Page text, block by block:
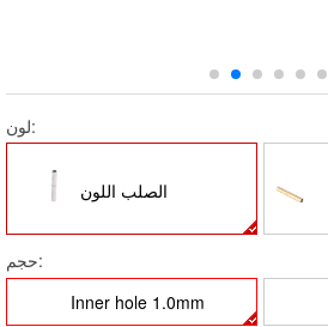
لون:
الصلب اللون
حجم:
Inner hole 1.0mm